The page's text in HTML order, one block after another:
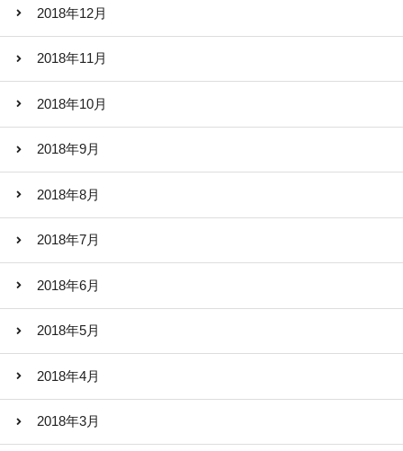
2018年12月
2018年11月
2018年10月
2018年9月
2018年8月
2018年7月
2018年6月
2018年5月
2018年4月
2018年3月